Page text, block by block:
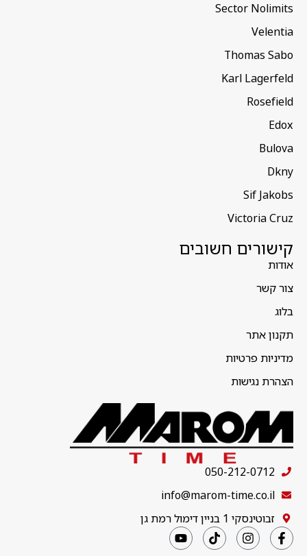
Sector Nolimits
Velentia
Thomas Sabo
Karl Lagerfeld
Rosefield
Edox
Bulova
Dkny
Sif Jakobs
Victoria Cruz
קישורים חשובים
אודות
צור קשר
בלוג
תקנון אתר
מדיניות פרטיות
הצהרת נגישות
050-212-0712
info@marom-time.co.il
זבוטינסקי 1 בניין דימול רמת גן